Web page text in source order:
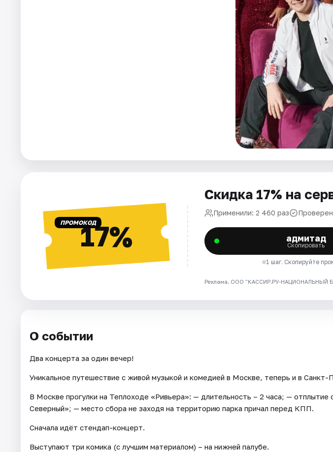
ПРОМОКОД17%
Скидка 17% на
Применили: 2 460 раз
адмитад
Скопировать
1 шаг. Скопируйте
Реклама. ООО "КАССИР.РУ-НАЦИОНАЛЬНЫЙ
О событии
Два концерта за один вечер!
Уникальное путешествие с живой музыкой и комедией в Москве, теперь и в Санкт-
В Москве прогулки на Теплоходе «Ривьера»: — длительность – 2 часа; — отплытие
Северный»; — место сбора не заходя на территорию парка причал перед КПП.
Сначала идёт стендап-концерт.
Выступают три комика (с лучшим материалом) – на нижней палубе.